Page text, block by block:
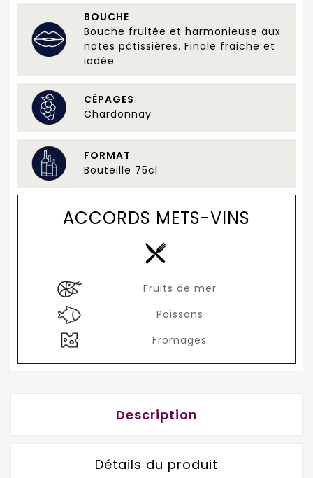
BOUCHE
Bouche fruitée et harmonieuse aux
notes pâtissières. Finale fraiche et
iodée
CÉPAGES
Chardonnay
FORMAT
Bouteille 75cl
ACCORDS METS-VINS
Fruits de mer
Poissons
Fromages
Description
Détails du produit